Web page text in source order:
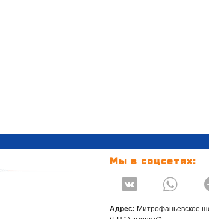
Мы в соцсетях:
 
Адрес: Митрофаньевское